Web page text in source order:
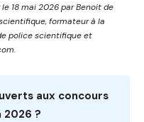
18 mai 2026 par Benoit de
formateur à la
police scientifique et
aux concours
2026 ?